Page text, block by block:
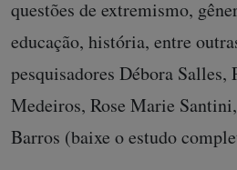
questões de extremismo,
educação, história, entre
pesquisadores Débora
Medeiros, Rose Marie
Barros (baixe o estudo